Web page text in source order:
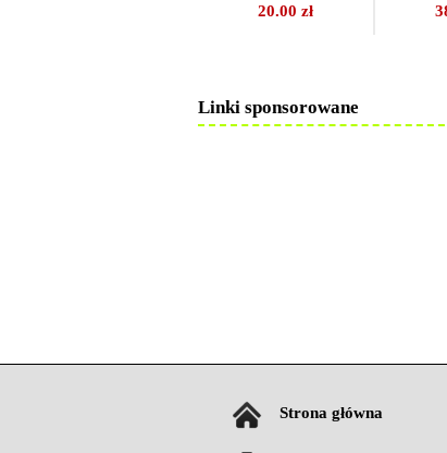
20.00 zł
Linki sponsorowane
Strona główna